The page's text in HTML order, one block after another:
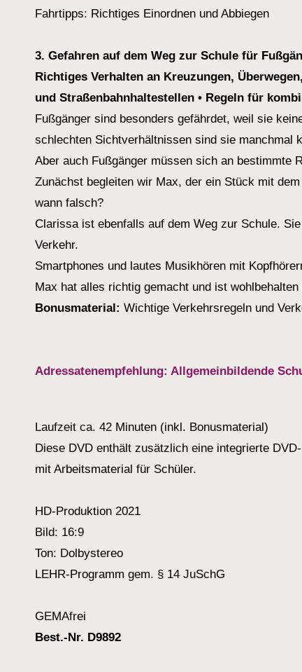
Fahrtipps: Richtiges Einordnen und Abbiegen
3. Gefahren auf dem Weg zur Schule für
Richtiges Verhalten an Kreuzungen,
und Straßenbahnhaltestellen • Regeln für
Fußgänger sind besonders gefährdet, weil sie
schlechten Sichtverhältnissen sind sie manchmal
Aber auch Fußgänger müssen sich an bestimmte
Zunächst begleiten wir Max, der ein Stück mit
wann falsch?
Clarissa ist ebenfalls auf dem Weg zur Schule.
Verkehr.
Smartphones und lautes Musikhören mit
Max hat alles richtig gemacht und ist
Bonusmaterial: Wichtige Verkehrsregeln und
Adressatenempfehlung: Allgemeinbildende
Laufzeit ca. 42 Minuten (inkl. Bonusmaterial)
Diese DVD enthält zusätzlich eine integrierte
mit Arbeitsmaterial für Schüler.
HD-Produktion 2021
Bild: 16:9
Ton: Dolbystereo
LEHR-Programm gem. § 14 JuSchG
GEMAfrei
Best.-Nr. D9892